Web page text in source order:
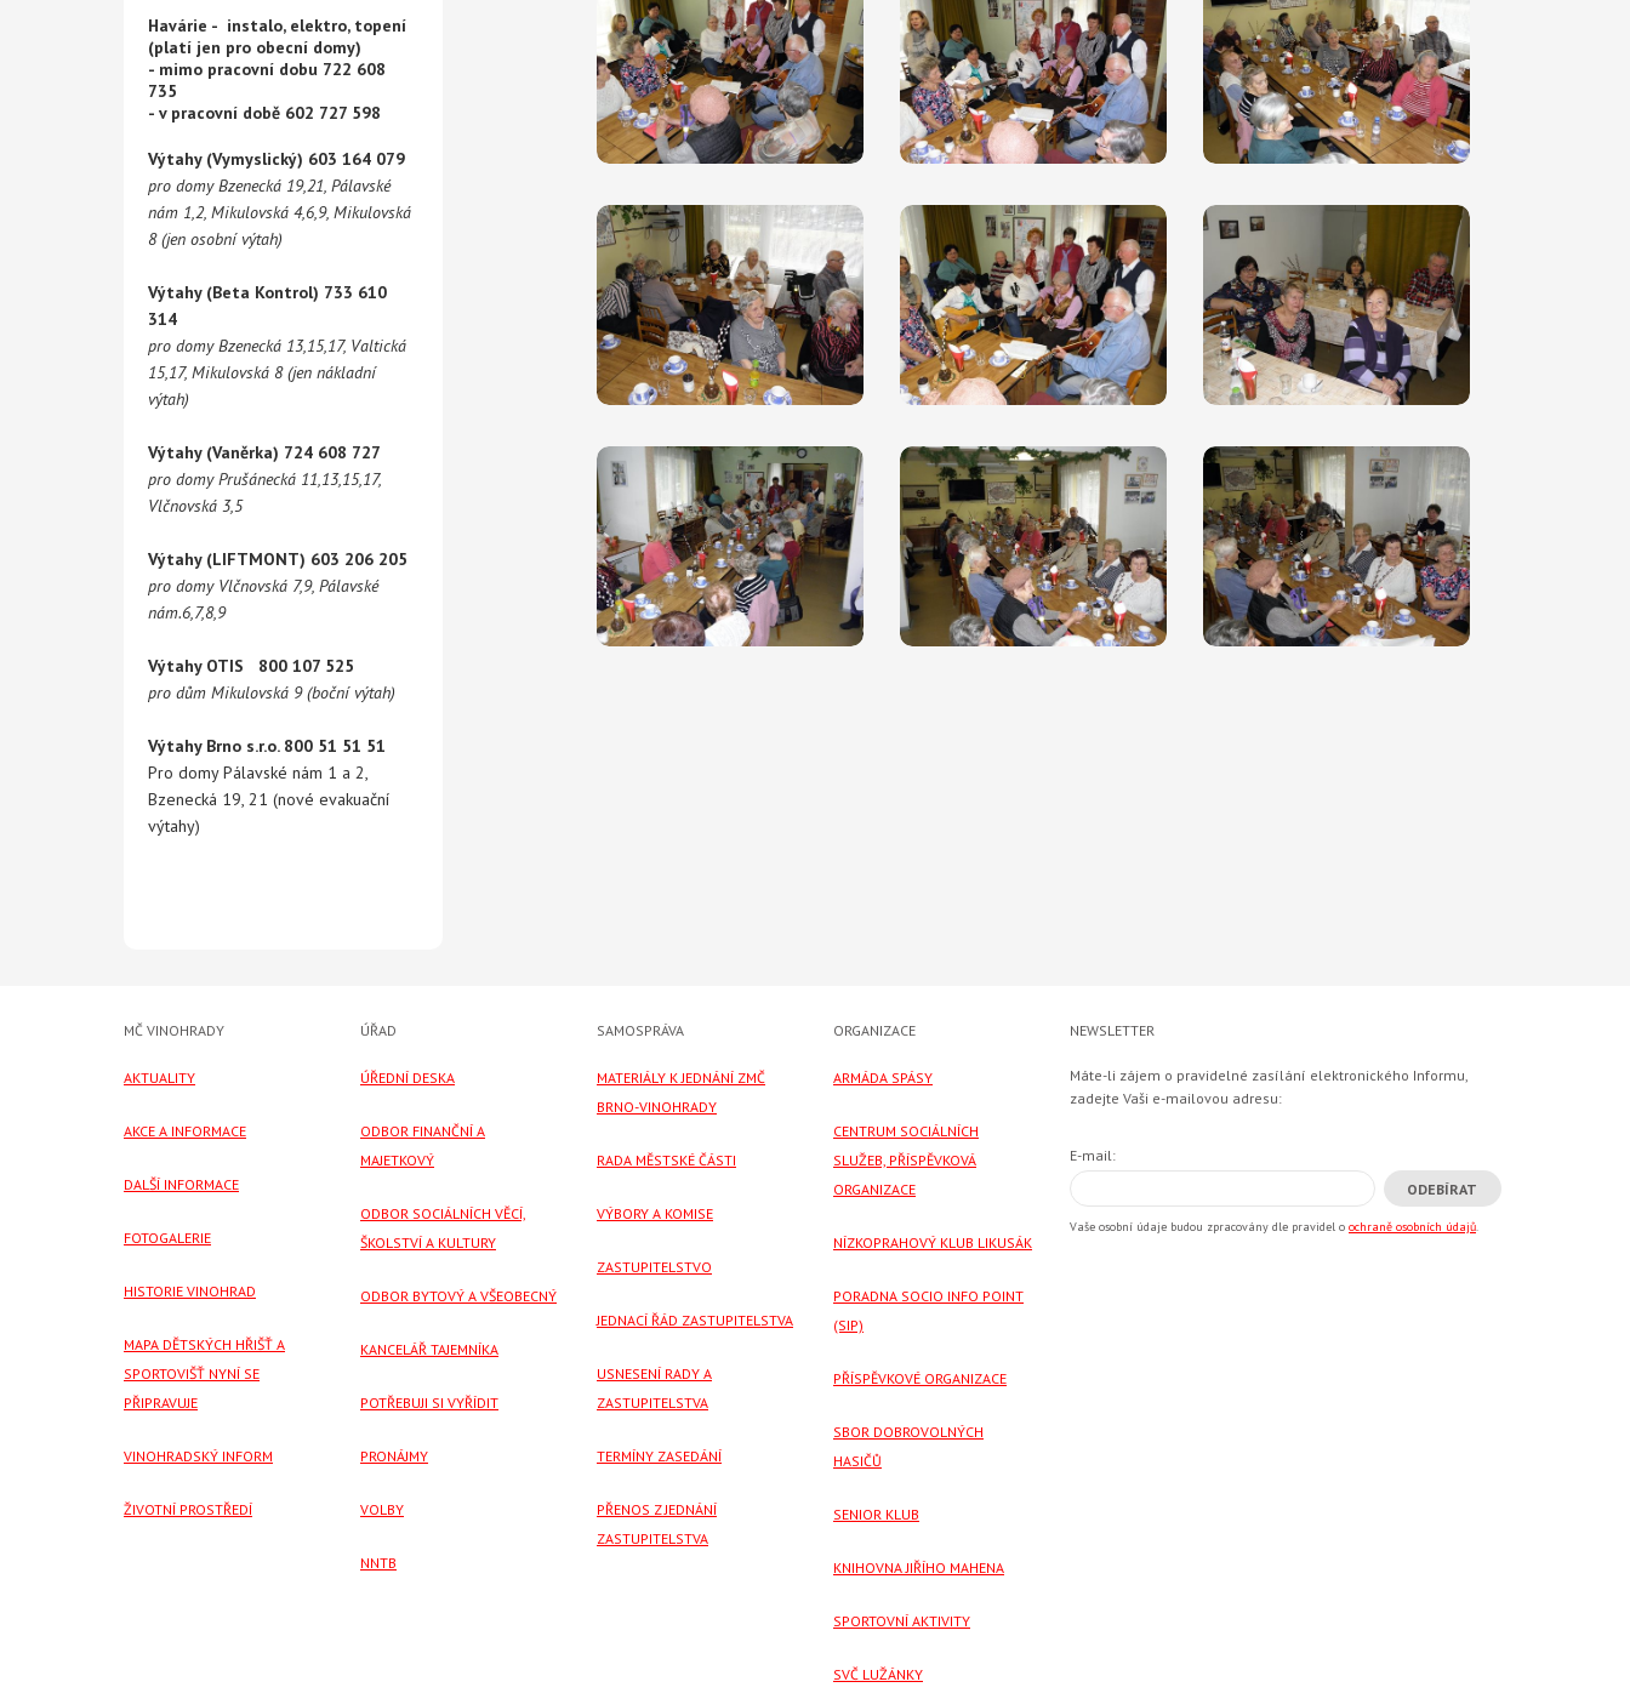
Havárie - instalo, elektro, topení
(platí jen pro obecní domy)
- mimo pracovní dobu 722 608
735
- v pracovní době 602 727 598
Výtahy (Vymyslický) 603 164 079
pro domy Bzenecká 19,21, Pálavské
nám 1,2, Mikulovská 4,6,9, Mikulovská
8 (jen osobní výtah)
Výtahy (Beta Kontrol) 733 610
314
pro domy Bzenecká 13,15,17, Valtická
15,17, Mikulovská 8 (jen nákladní
výtah)
Výtahy (Vaněrka) 724 608 727
pro domy Prušánecká 11,13,15,17,
Vlčnovská 3,5
Výtahy (LIFTMONT) 603 206 205
pro domy Vlčnovská 7,9, Pálavské
nám.6,7,8,9
Výtahy OTIS 800 107 525
pro dům Mikulovská 9 (boční výtah)
Výtahy Brno s.r.o. 800 51 51 51
Pro domy Pálavské nám 1 a 2,
Bzenecká 19, 21 (nové evakuační
výtahy)
MČ VINOHRADY
AKTUALITY
AKCE A INFORMACE
DALŠÍ INFORMACE
FOTOGALERIE
HISTORIE VINOHRAD
MAPA DĚTSKÝCH HŘIŠŤ A
SPORTOVIŠŤ NYNÍ SE
PŘIPRAVUJE
VINOHRADSKÝ INFORM
ŽIVOTNÍ PROSTŘEDÍ
ÚŘAD
ÚŘEDNÍ DESKA
ODBOR FINANČNÍ A
MAJETKOVÝ
ODBOR SOCIÁLNÍCH VĚCÍ,
ŠKOLSTVÍ A KULTURY
ODBOR BYTOVÝ A VŠEOBECNÝ
KANCELÁŘ TAJEMNÍKA
POTŘEBUJI SI VYŘÍDIT
PRONÁJMY
VOLBY
NNTB
SAMOSPRÁVA
MATERIÁLY K JEDNÁNÍ ZMČ
BRNO-VINOHRADY
RADA MĚSTSKÉ ČÁSTI
VÝBORY A KOMISE
ZASTUPITELSTVO
JEDNACÍ ŘÁD ZASTUPITELSTVA
USNESENÍ RADY A
ZASTUPITELSTVA
TERMÍNY ZASEDÁNÍ
PŘENOS Z JEDNÁNÍ
ZASTUPITELSTVA
ORGANIZACE
ARMÁDA SPÁSY
CENTRUM SOCIÁLNÍCH
SLUŽEB, PŘÍSPĚVKOVÁ
ORGANIZACE
NÍZKOPRAHOVÝ KLUB LIKUSÁK
PORADNA SOCIO INFO POINT
(SIP)
PŘÍSPĚVKOVÉ ORGANIZACE
SBOR DOBROVOLNÝCH
HASIČŮ
SENIOR KLUB
KNIHOVNA JIŘÍHO MAHENA
SPORTOVNÍ AKTIVITY
SVČ LUŽÁNKY
NEWSLETTER
Máte-li zájem o pravidelné zasílání elektronického Informu,
zadejte Vaši e-mailovou adresu:
E-mail:
Vaše osobní údaje budou zpracovány dle pravidel o ochraně osobních údajů.